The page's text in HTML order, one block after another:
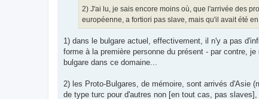
2) J'ai lu, je sais encore moins où, que l'arrivée des
européenne, a fortiori pas slave, mais qu'il avait été
1) dans le bulgare actuel, effectivement, il n'y a pas
forme à la première personne du présent - par contre,
bulgare dans ce domaine...
2) les Proto-Bulgares, de mémoire, sont arrivés d'Asie
de type turc pour d'autres non [en tout cas, pas